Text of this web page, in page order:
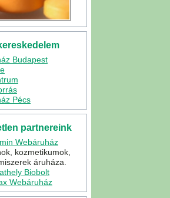
Budapest
Pécs
partnereink
Webáruház
kozmetikumok,
áruháza.
Biobolt
Webáruház